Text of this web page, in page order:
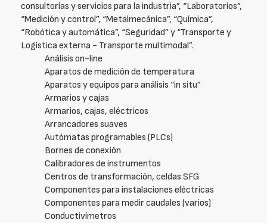
consultorías y servicios para la industria”, “Laboratorios”,
“Medición y control”, “Metalmecánica”, “Química”,
“Robótica y automática”, “Seguridad” y “Transporte y
Logística externa - Transporte multimodal”.
Análisis on-line
Aparatos de medición de temperatura
Aparatos y equipos para análisis “in situ”
Armarios y cajas
Armarios, cajas, eléctricos
Arrancadores suaves
Autómatas programables (PLCs)
Bornes de conexión
Calibradores de instrumentos
Centros de transformación, celdas SFG
Componentes para instalaciones eléctricas
Componentes para medir caudales (varios)
Conductivímetros